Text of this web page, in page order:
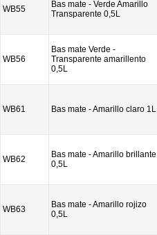
WB55
Bas mate - Verde Amarillo
Transparente 0,5L
WB56
Bas mate Verde -
Transparente amarillento
0,5L
WB61 Bas mate - Amarillo claro 1L
WB62
Bas mate - Amarillo brillante
0,5L
WB63
Bas mate - Amarillo rojizo
0,5L